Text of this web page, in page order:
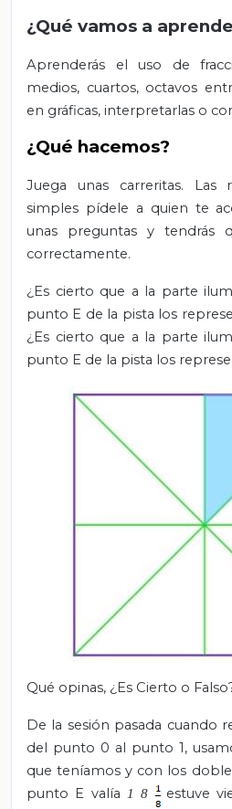
¿Qué vamos a
Aprenderás el uso de
medios, cuartos, octavos
en gráficas, interpretarlas o
¿Qué hacemos?
Juega unas carreritas.
simples pídele a quien te
unas preguntas y tendrás
correctamente.
¿Es cierto que a la parte
punto E de la pista los
¿Es cierto que a la parte
punto E de la pista los
Qué opinas, ¿Es Cierto o
De la sesión pasada cuando
del punto 0 al punto 1,
que teníamos y con los
punto E valía
18
estuve